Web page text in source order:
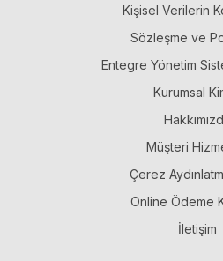
Kişisel Verilerin
Sözleşme ve
Entegre Yönetim
Kurumsal
Müşteri
Çerez
Online Ödeme
İletişim